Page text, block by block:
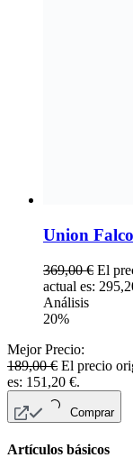
Union
369,00€ El
actual es:
Análisis
20%
Mejor Precio:
189,00€ El precio
es: 151,20 €.
Comprar
Artículos básicos